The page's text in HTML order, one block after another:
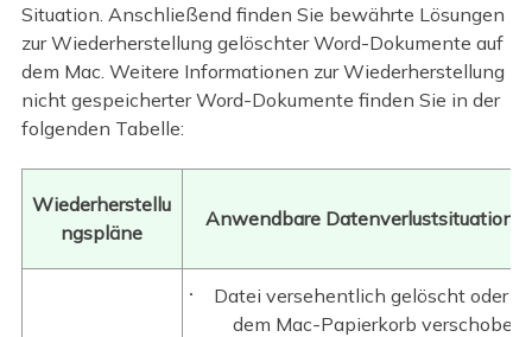
Situation. Anschließend finden Sie bewährte Lösungen
zur Wiederherstellung gelöschter Word-Dokumente auf
dem Mac. Weitere Informationen zur Wiederherstellung
nicht gespeicherter Word-Dokumente finden Sie in der
folgenden Tabelle:
Wiederherstellu
ngspläne
Anwendbare
Datei versehentlich gelöscht oder
dem Mac-Papierkorb verschoben